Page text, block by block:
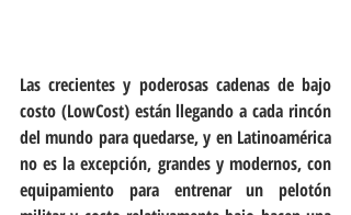
Las crecientes y poderosas cadenas de bajo
costo (LowCost) están llegando a cada rincón
del mundo para quedarse, y en Latinoamérica
no es la excepción, grandes y modernos, con
equipamiento para entrenar un pelotón